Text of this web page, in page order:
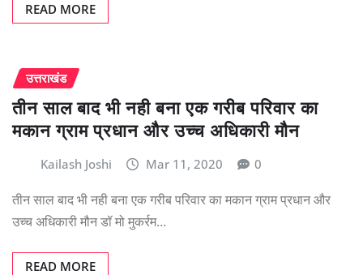
READ MORE
उत्तराखंड
तीन साल बाद भी नही बना एक गरीब परिवार का
मकान ग्राम प्रधान और उच्च अधिकारी मौन
Kailash Joshi Mar 11, 2020 0
तीन साल बाद भी नही बना एक गरीब परिवार का मकान ग्राम प्रधान और
उच्च अधिकारी मौन डॉ मो मुकर्रम…
READ MORE